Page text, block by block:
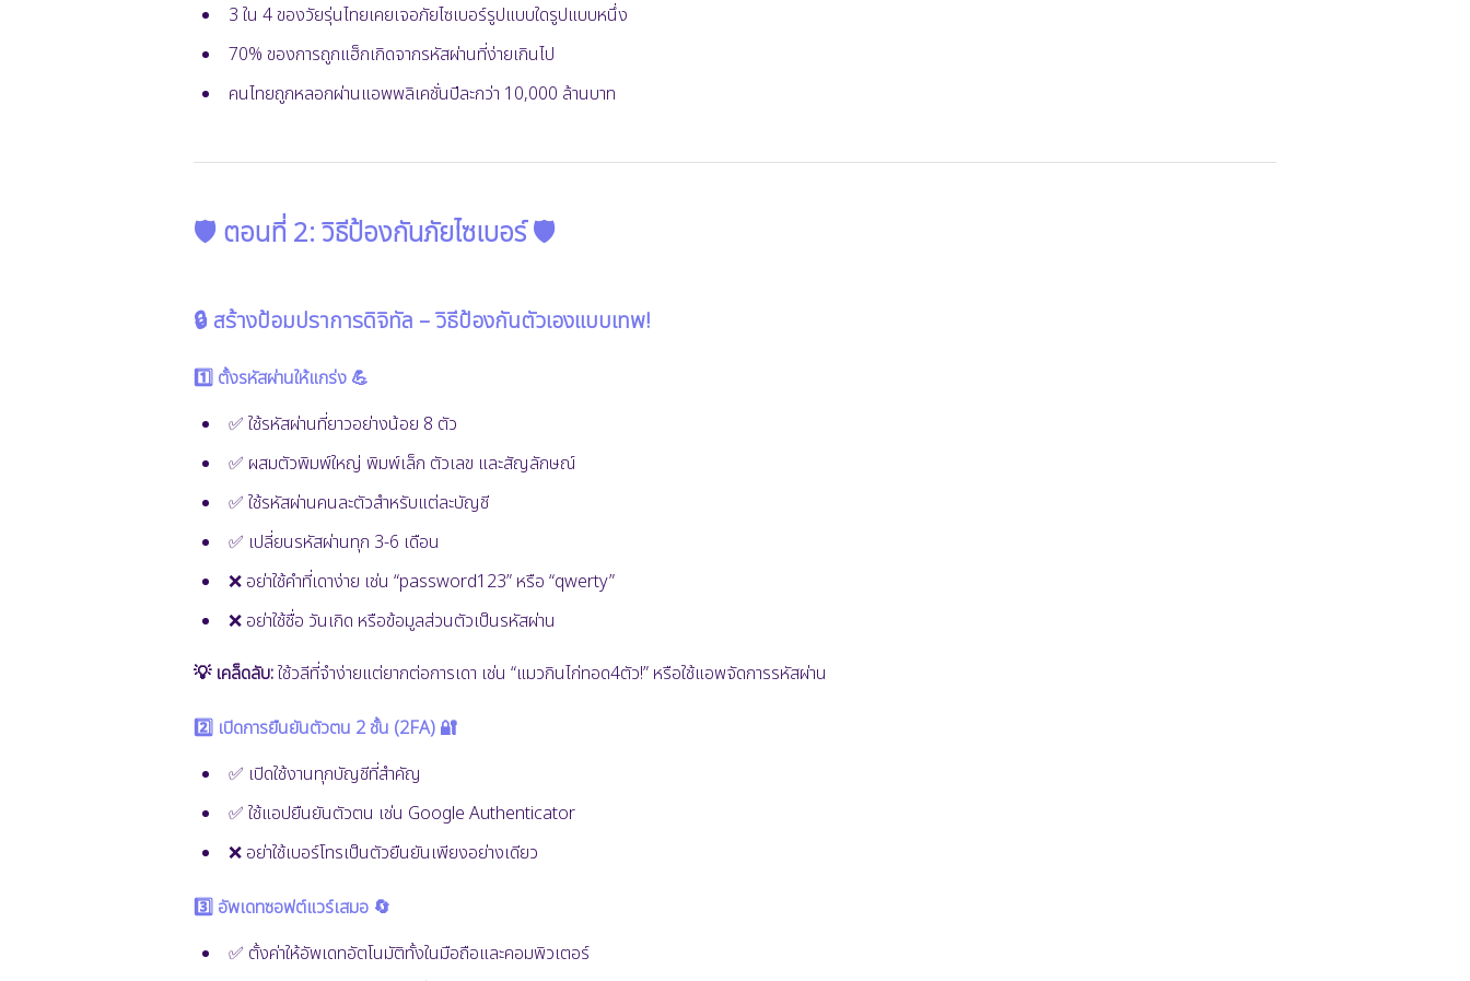
3 ใน 4 ของวัยรุ่นไทยเคยเจอภัยไซเบอร์รูปแบบใดรูปแบบหนึ่ง
70% ของการถูกแฮ็กเกิดจากรหัสผ่านที่ง่ายเกินไป
คนไทยถูกหลอกผ่านแอพพลิเคชั่นปีละกว่า 10,000 ล้านบาท
🛡️ ตอนที่ 2: วิธีป้องกันภัยไซเบอร์ 🛡️
🔒 สร้างป้อมปราการดิจิทัล – วิธีป้องกันตัวเองแบบเทพ!
1️⃣ ตั้งรหัสผ่านให้แกร่ง 💪
✅ ใช้รหัสผ่านที่ยาวอย่างน้อย 8 ตัว
✅ ผสมตัวพิมพ์ใหญ่ พิมพ์เล็ก ตัวเลข และสัญลักษณ์
✅ ใช้รหัสผ่านคนละตัวสำหรับแต่ละบัญชี
✅ เปลี่ยนรหัสผ่านทุก 3-6 เดือน
❌ อย่าใช้คำที่เดาง่าย เช่น “password123” หรือ “qwerty”
❌ อย่าใช้ชื่อ วันเกิด หรือข้อมูลส่วนตัวเป็นรหัสผ่าน
💡 เคล็ดลับ:ใช้วลีที่จำง่ายแต่ยากต่อการเดา เช่น “แมวกินไก่ทอด4ตัว!” หรือใช้แอพจัดการรหัสผ่าน
2️⃣ เปิดการยืนยันตัวตน 2 ชั้น (2FA) 🔐
✅ เปิดใช้งานทุกบัญชีที่สำคัญ
✅ ใช้แอปยืนยันตัวตน เช่น Google Authenticator
❌ อย่าใช้เบอร์โทรเป็นตัวยืนยันเพียงอย่างเดียว
3️⃣ อัพเดทซอฟต์แวร์เสมอ 🔄
✅ ตั้งค่าให้อัพเดทอัตโนมัติทั้งในมือถือและคอมพิวเตอร์